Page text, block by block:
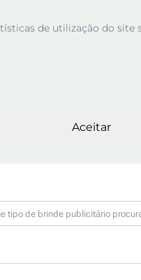
de utilização do site
Aceitar